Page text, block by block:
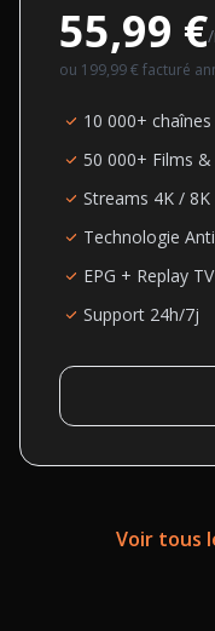
55,99 €
ou 199,99 € facturé
10 000+
50 000+ Films &
Streams 4K / 8K
Technologie
EPG + Replay TV
Support 24h/7j
Voir tous